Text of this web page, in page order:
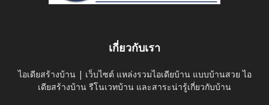
เกี่ยวกับเรา
ไอเดียสร้างบ้าน | เว็บไซต์ แหล่งรวมไอเดียบ้าน แบบบ้านสวย ไอ
เดียสร้างบ้าน รีโนเวทบ้าน และสาระน่ารู้เกี่ยวกับบ้าน